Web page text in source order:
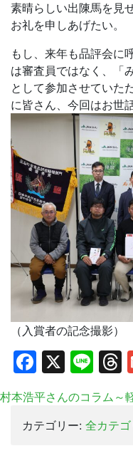
素晴らしい出陳馬を見
お礼を申しあげたい。
もし、来年も品評会に
は審査員ではなく、「
として参加させていた
に皆さん、今回はお世
（入賞者の記念撮影）
X
村本浩平さんのコラム～
カテゴリー: 全カテ